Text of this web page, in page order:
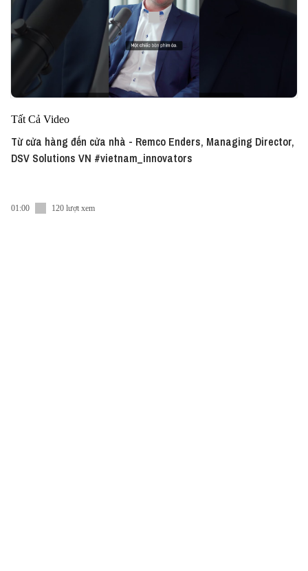
Tất Cả Video
Từ cửa hàng đến cửa nhà - Remco Enders, Managing Director,
DSV Solutions VN #vietnam_innovators
01:00 120 lượt xem